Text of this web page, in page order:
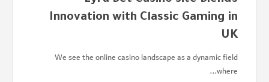
Innovation with Classic Gaming in
UK
We see the online casino landscape as a dynamic field
where...